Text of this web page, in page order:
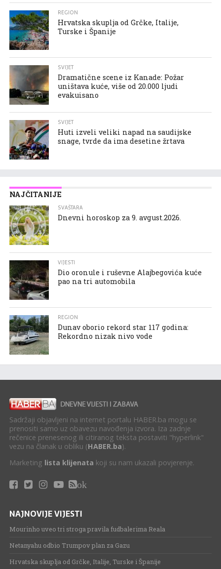
REGION
Hrvatska skuplja od Grčke, Italije,
Turske i Španije
SVIJET
Dramatične scene iz Kanade: Požar
uništava kuće, više od 20.000 ljudi
evakuisano
SVIJET
Huti izveli veliki napad na saudijske
snage, tvrde da ima desetine žrtava
NAJČITANIJE
SVAŠTARA
Dnevni horoskop za 9. avgust.2026.
VIJESTI
Dio oronule i ruševne Alajbegovića kuće
pao na tri automobila
REGION
Dunav oborio rekord star 117 godina:
Rekordno nizak nivo vode
Sadržaji objavljeni na internet portalu HABER.ba mogu se
prenositi samo uz obavezu navođenja izvora. Iza zadnje
rečenice prenesenog ili citiranog teksta postaviti "hyperlink"
vezu na članak u obliku (HABER.ba).
Marketing lista klijenata koji su nam ukazali povjerenje.
ok
NAJNOVIJE VIJESTI
Mourinho uveo tri stroga pravila fudbalerima Reala
Netanyahu odbio Trumpov plan za Gazu
Hrvatska skuplja od Grčke, Italije, Turske i Španije